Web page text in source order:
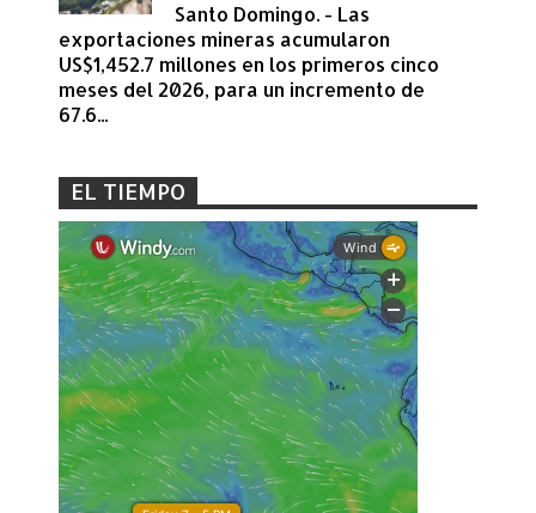
Santo Domingo. - Las
exportaciones mineras acumularon
US$1,452.7 millones en los primeros cinco
meses del 2026, para un incremento de
67.6...
EL TIEMPO